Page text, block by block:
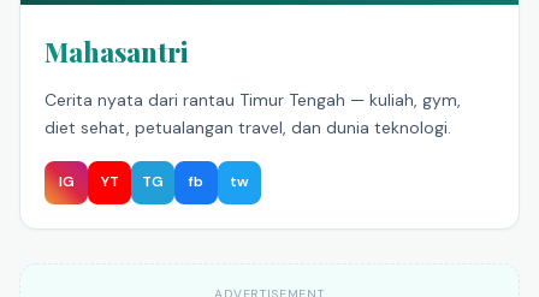
Mahasantri
Cerita nyata dari rantau Timur Tengah — kuliah, gym,
diet sehat, petualangan travel, dan dunia teknologi.
IG YT TG fb tw
ADVERTISEMENT